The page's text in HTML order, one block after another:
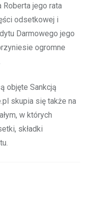
Roberta jego rata
odsetkowej i
Darmowego jego
ogromne
objęte Sankcją
skupia się także na
w których
składki